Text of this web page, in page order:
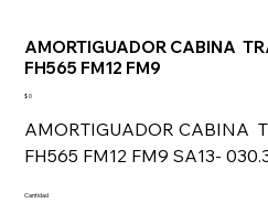
AMORTIGUADOR CABINA
FH565 FM12 FM9
Precio
$ 0
AMORTIGUADOR CABINA
FH565 FM12 FM9 SA13-
Cantidad